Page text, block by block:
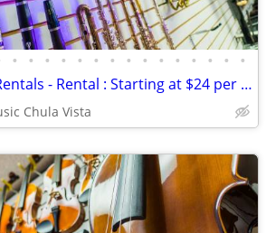
• • • • • • • • • • • • • • •
Band Instrument Rentals - Rental : Starting at $24 per mo!
Chula Vista